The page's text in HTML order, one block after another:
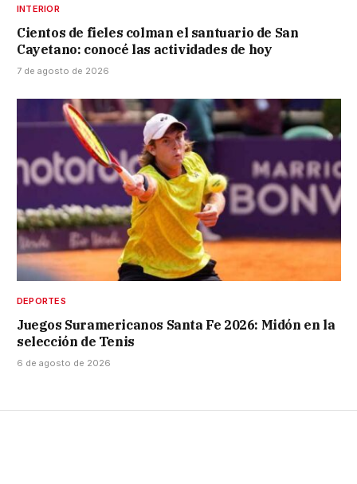
INTERIOR
Cientos de fieles colman el santuario de San
Cayetano: conocé las actividades de hoy
7 de agosto de 2026
DEPORTES
Juegos Suramericanos Santa Fe 2026: Midón en la
selección de Tenis
6 de agosto de 2026